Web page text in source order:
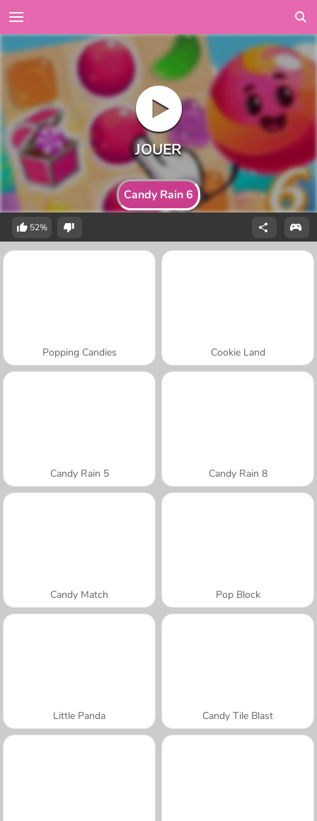
Candy Rain 6
52%
Popping Candies Cookie Land
Candy Rain 5 Candy Rain 8
Candy Match Pop Block
Little Panda Candy Tile Blast